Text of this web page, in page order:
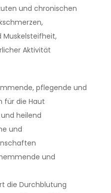
und chronischen
Muskelsteifheit,
Aktivität
pflegende und
für die Haut
heilend
und
und
die Durchblutung